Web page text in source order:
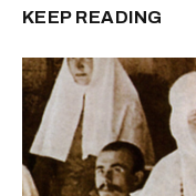
KEEP READING